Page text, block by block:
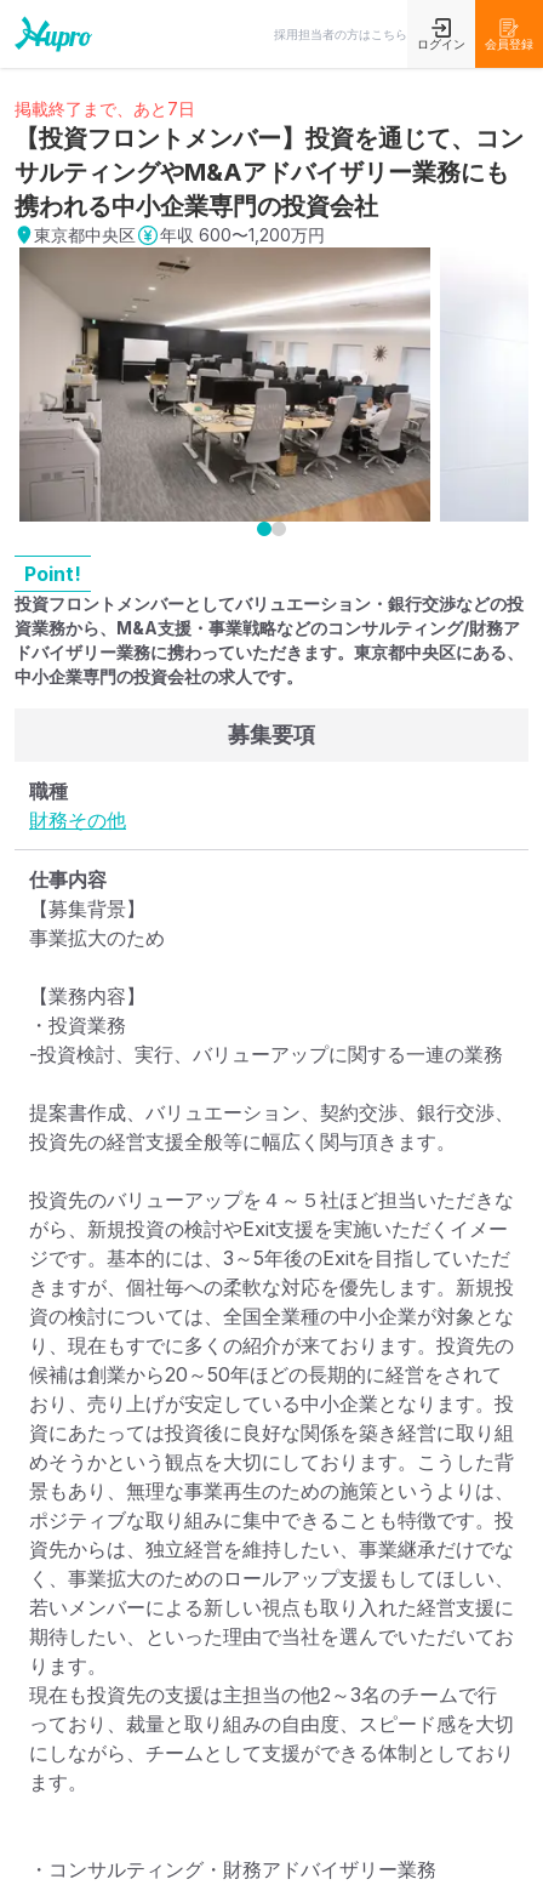
採用担当者の方はこちら
ログイン 会員登録
掲載終了まで、あと7日
【投資フロントメンバー】投資を通じて、コン
サルティングやM&Aアドバイザリー業務にも
携われる中小企業専門の投資会社
東京都中央区 年収 600〜1,200万円
Point!
投資フロントメンバーとしてバリュエーション・銀行交渉などの投
資業務から、M&A支援・事業戦略などのコンサルティング/財務ア
ドバイザリー業務に携わっていただきます。東京都中央区にある、
中小企業専門の投資会社の求人です。
募集要項
職種
財務その他
仕事内容
【募集背景】
事業拡大のため
【業務内容】
・投資業務
-投資検討、実行、バリューアップに関する一連の業務
提案書作成、バリュエーション、契約交渉、銀行交渉、
投資先の経営支援全般等に幅広く関与頂きます。
投資先のバリューアップを４～５社ほど担当いただきな
がら、新規投資の検討やExit支援を実施いただくイメー
ジです。基本的には、3～5年後のExitを目指していただ
きますが、個社毎への柔軟な対応を優先します。新規投
資の検討については、全国全業種の中小企業が対象とな
り、現在もすでに多くの紹介が来ております。投資先の
候補は創業から20～50年ほどの長期的に経営をされて
おり、売り上げが安定している中小企業となります。投
資にあたっては投資後に良好な関係を築き経営に取り組
めそうかという観点を大切にしております。こうした背
景もあり、無理な事業再生のための施策というよりは、
ポジティブな取り組みに集中できることも特徴です。投
資先からは、独立経営を維持したい、事業継承だけでな
く、事業拡大のためのロールアップ支援もしてほしい、
若いメンバーによる新しい視点も取り入れた経営支援に
期待したい、といった理由で当社を選んでいただいてお
ります。
現在も投資先の支援は主担当の他2～3名のチームで行
っており、裁量と取り組みの自由度、スピード感を大切
にしながら、チームとして支援ができる体制としており
ます。
・コンサルティング・財務アドバイザリー業務